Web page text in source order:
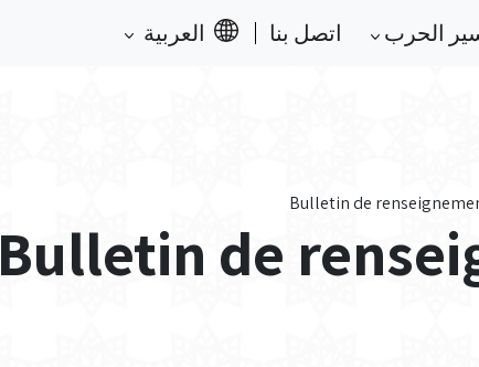
الحرب اتصل بنا العربية
Bulletin de
Bulletin de